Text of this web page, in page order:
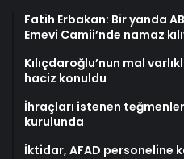
Fatih Erbakan: Bir yanda
Emevi Camii’nde namaz
Kılıçdaroğlu’nun mal
haciz konuldu
İhraçları istenen
kurulunda
İktidar, AFAD personeline